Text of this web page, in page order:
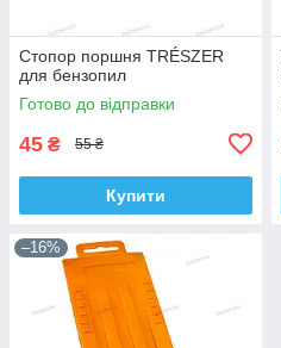
Стопор поршня TRÉSZER
для бензопил
Готово до відправки
45 ₴ 55 ₴
Купити
–16%